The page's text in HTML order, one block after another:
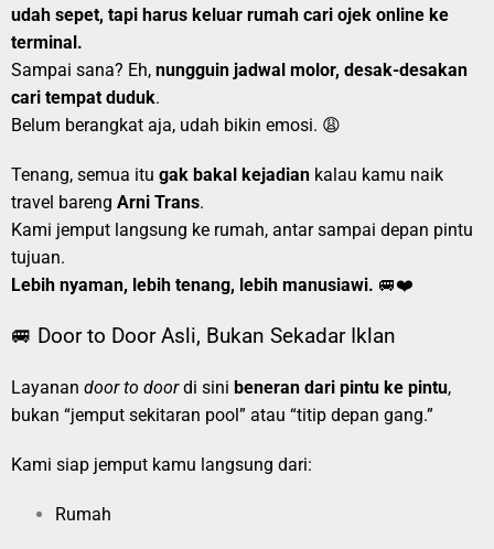
udah sepet, tapi harus keluar rumah cari ojek online ke
terminal.
Sampai sana? Eh, nungguin jadwal molor, desak-desakan
cari tempat duduk.
Belum berangkat aja, udah bikin emosi. 😩
Tenang, semua itu gak bakal kejadian kalau kamu naik
travel bareng Arni Trans.
Kami jemput langsung ke rumah, antar sampai depan pintu
tujuan.
Lebih nyaman, lebih tenang, lebih manusiawi. 🚐❤️
🚐 Door to Door Asli, Bukan Sekadar Iklan
Layanan door to doordi sini beneran dari pintu ke pintu,
bukan “jemput sekitaran pool” atau “titip depan gang.”
Kami siap jemput kamu langsung dari:
Rumah